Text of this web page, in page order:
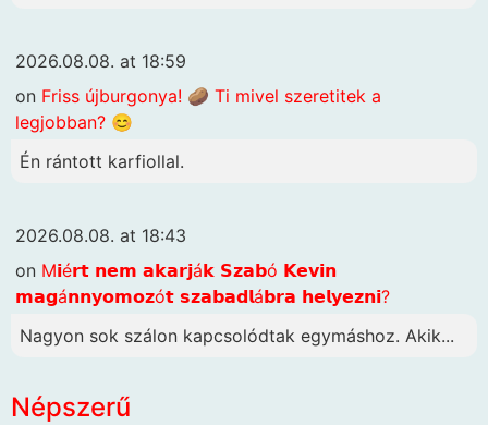
2026.08.08. at 18:59
on Friss újburgonya! 🥔 Ti mivel szeretitek a
legjobban? 😊
Én rántott karfiollal.
2026.08.08. at 18:43
on M𝗶é𝗿𝘁 𝗻𝗲𝗺 𝗮𝗸𝗮𝗿𝗷á𝗸 𝗦𝘇𝗮𝗯ó 𝗞𝗲𝘃𝗶𝗻
𝗺𝗮𝗴á𝗻𝗻𝘆𝗼𝗺𝗼𝘇ó𝘁 𝘀𝘇𝗮𝗯𝗮𝗱𝗹á𝗯𝗿𝗮 𝗵𝗲𝗹𝘆𝗲𝘇𝗻𝗶?
Nagyon sok szálon kapcsolódtak egymáshoz. Akik...
Népszerű